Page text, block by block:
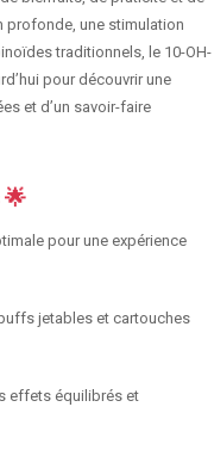
profonde, une stimulation
traditionnels, le 10-OH-
pour découvrir une
et d’un savoir-faire
pour une expérience
jetables et cartouches
effets équilibrés et